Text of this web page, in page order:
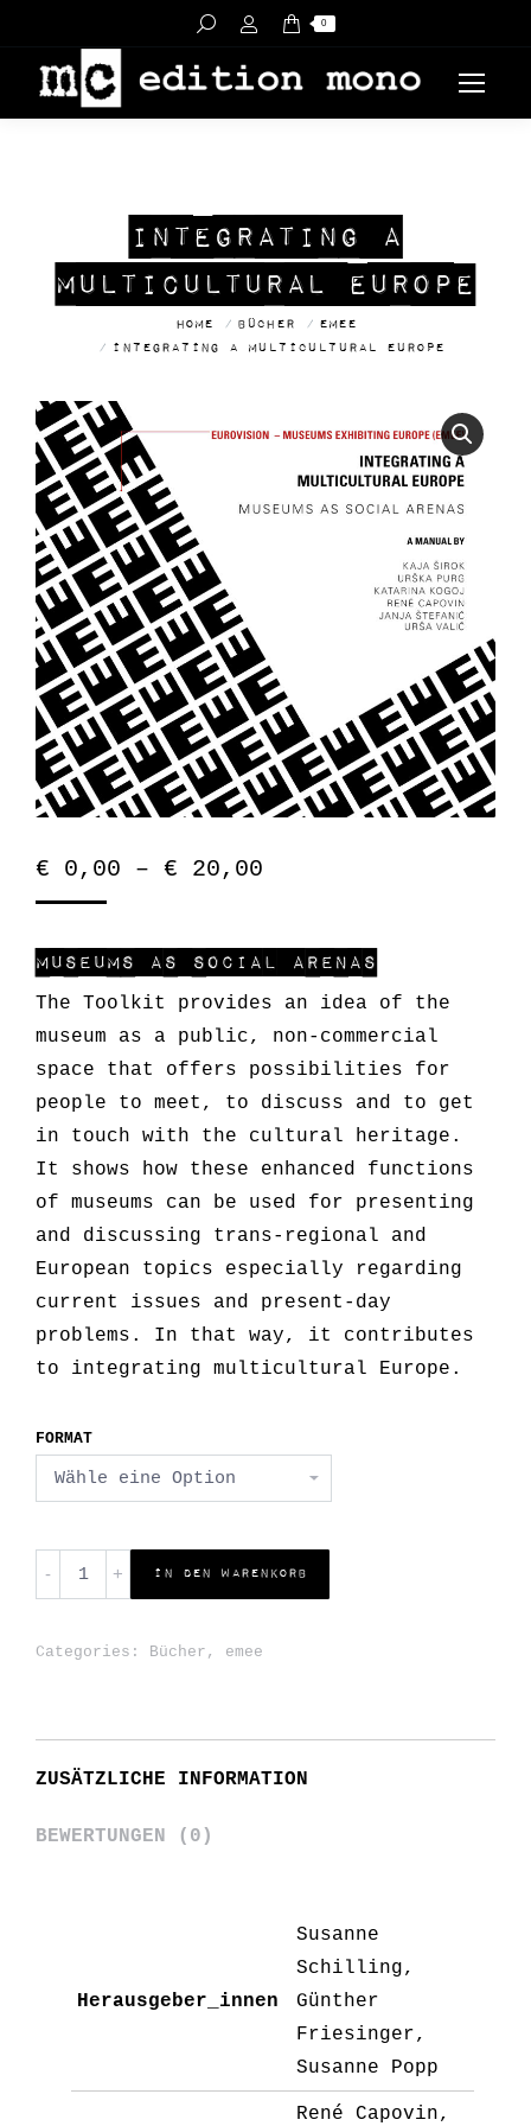
Search: 0
INTEGRATING A
MULTICULTURAL EUROPE
You are here:Home Bücher
emee
Integrating a multicultural Europe
€ 0,00 – € 20,00
Museums as Social Arenas
The Toolkit provides an idea of the
museum as a public, non-commercial
space that offers possibilities for
people to meet, to discuss and to get
in touch with the cultural heritage.
It shows how these enhanced functions
of museums can be used for presenting
and discussing trans-regional and
European topics especially regarding
current issues and present-day
problems. In that way, it contributes
to integrating multicultural Europe.
FORMAT
Integrating
a
Europe
In den Warenkorb
Categories: Bücher , emee
ZUSÄTZLICHE INFORMATION
BEWERTUNGEN (0)
Herausgeber_innen
Susanne
Schilling,
Günther
Friesinger,
Susanne Popp
René Capovin,